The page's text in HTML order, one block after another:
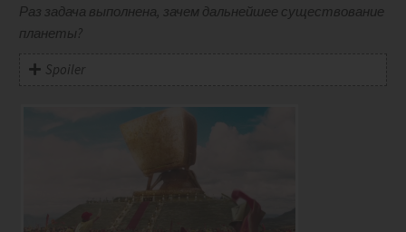
Раз задача выполнена, зачем дальнейшее существование
планеты?
Spoiler